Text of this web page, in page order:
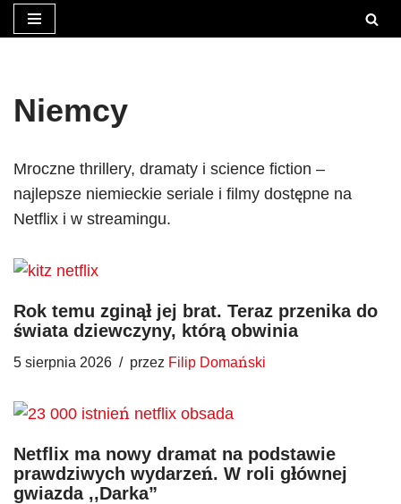
treści
Niemcy
Mroczne thrillery, dramaty i science fiction –
najlepsze niemieckie seriale i filmy dostępne na
Netflix i w streamingu.
Rok temu zginął jej brat. Teraz przenika do
świata dziewczyny, którą obwinia
5 sierpnia 2026 przez Filip Domański
Netflix ma nowy dramat na podstawie
prawdziwych wydarzeń. W roli głównej
gwiazda ,,Darka”